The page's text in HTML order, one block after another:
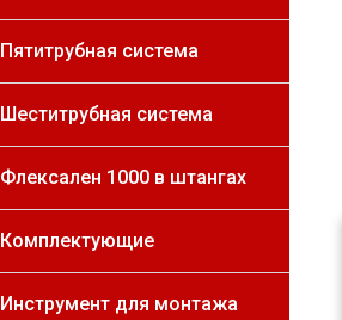
Пятитрубная система
Шеститрубная система
Флексален 1000 в штангах
Комплектующие
Инструмент для монтажа